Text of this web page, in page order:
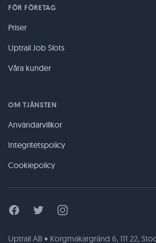
FÖR FÖRETAG
Priser
Uptrail Job Slots
Våra kunder
OM TJÄNSTEN
Användarvillkor
Integritetspolicy
Cookiepolicy
FacebookTwitter Instagram
Uptrail AB • Korgmakargränd 6, 111 22,